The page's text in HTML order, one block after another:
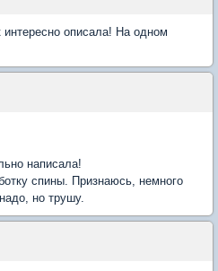
описала! На одном
написала!
спины. Признаюсь, немного
но трушу.